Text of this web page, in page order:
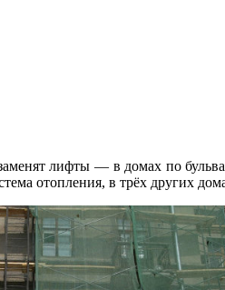
лифты — в домах по
отопления, в трёх других